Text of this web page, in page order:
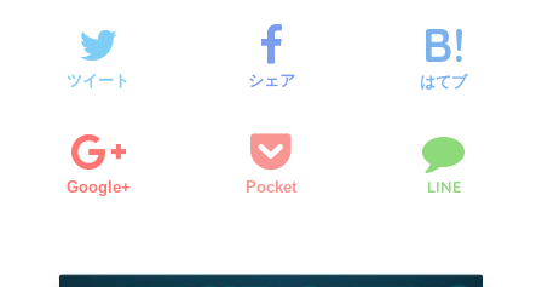
ツイート シェア はてブ
Google+ Pocket LINE